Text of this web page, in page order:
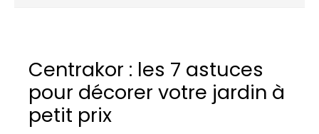
Centrakor : les 7 astuces
pour décorer votre jardin à
petit prix